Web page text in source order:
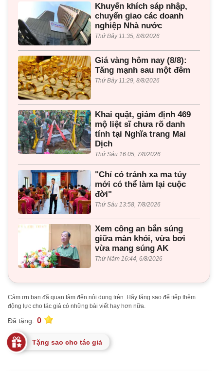
Khuyến khích sáp nhập,
chuyển giao các doanh
nghiệp Nhà nước
Thứ Bảy 11:35, 8/8/2026
Giá vàng hôm nay (8/8):
Tăng mạnh sau một đêm
Thứ Bảy 11:29, 8/8/2026
Khai quật, giám định 469
mộ liệt sĩ chưa rõ danh
tính tại Nghĩa trang Mai
Dịch
Thứ Sáu 16:05, 7/8/2026
"Chỉ có tránh xa ma túy
mới có thể làm lại cuộc
đời"
Thứ Sáu 13:58, 7/8/2026
Xem công an bắn súng
giữa màn khói, vừa bơi
vừa mang súng AK
Thứ Năm 16:44, 6/8/2026
Cảm ơn bạn đã quan tâm đến nội dung trên. Hãy tặng sao để tiếp thêm
động lực cho tác giả có những bài viết hay hơn nữa.
Đã tặng: 0
Tặng sao cho tác giả